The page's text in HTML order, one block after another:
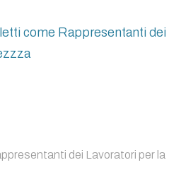
come Rappresentanti dei
dei Lavoratori per la